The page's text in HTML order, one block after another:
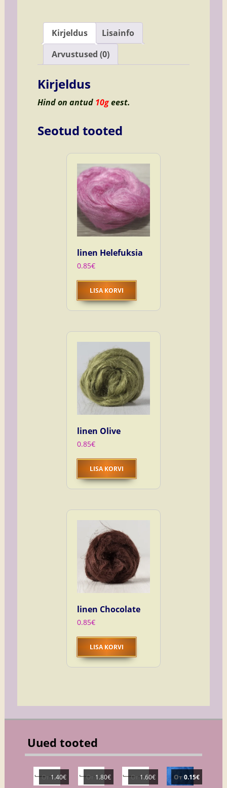
Kirjeldus
Lisainfo
Arvustused (0)
Kirjeldus
Hind on antud 10geest.
Seotud tooted
linen Helefuksia
0.85€
LISA KORVI
linen Olive
0.85€
LISA KORVI
linen Chocolate
0.85€
LISA KORVI
Uued tooted
От1.40€ От 1.80€ От 1.60€ От0.15€